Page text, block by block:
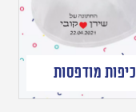
כיפות מודפסות